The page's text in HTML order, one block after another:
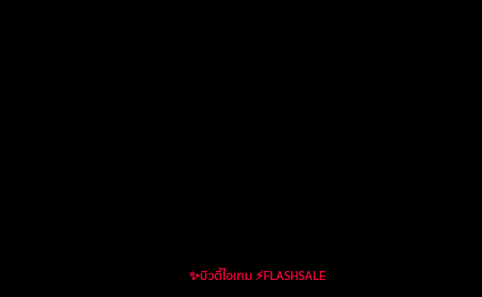
✨บิวตี้ไอเทม ⚡FLASHSALE